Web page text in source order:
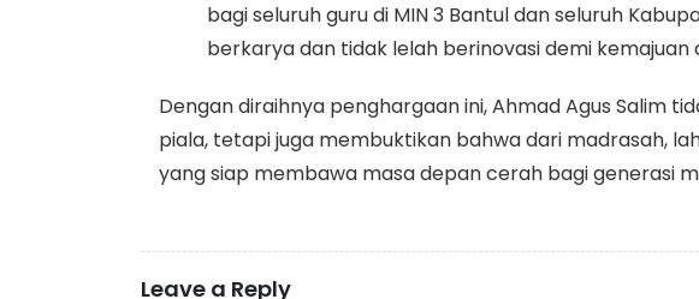
bagi seluruh guru di MIN 3 Bantul dan seluruh
berkarya dan tidak lelah berinovasi demi kemajuan
Dengan diraihnya penghargaan ini, Ahmad Agus Salim
piala, tetapi juga membuktikan bahwa dari madrasah,
yang siap membawa masa depan cerah bagi generasi
Leave a Reply